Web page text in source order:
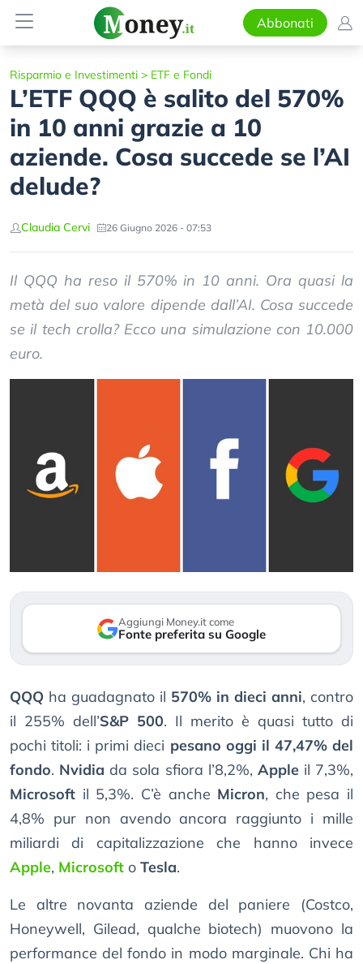
Abbonati
Risparmio e Investimenti > ETF e Fondi
L’ETF QQQ è salito del 570%
in 10 anni grazie a 10
aziende. Cosa succede se l’AI
delude?
Claudia Cervi 26 Giugno 2026 - 07:53
Il QQQ ha reso il 570% in 10 anni. Ora quasi la
metà del suo valore dipende dall’AI. Cosa succede
se il tech crolla? Ecco una simulazione con 10.000
euro.
Aggiungi Money.it come
Fonte preferita su Google
QQQ ha guadagnato il 570% in dieci anni, contro
il 255% dell’S&P 500. Il merito è quasi tutto di
pochi titoli: i primi dieci pesano oggi il 47,47% del
fondo. Nvidiada sola sfiora l’8,2%, Apple il 7,3%,
Microsoft il 5,3%. C’è anche Micron, che pesa il
4,8% pur non avendo ancora raggiunto i mille
miliardi di capitalizzazione che hanno invece
Apple, Microsoft o Tesla.
Le altre novanta aziende del paniere (Costco,
Honeywell, Gilead, qualche biotech) muovono la
performance del fondo in modo marginale. Chi ha